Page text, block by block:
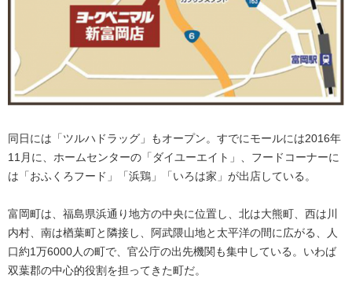
同日には「ツルハドラッグ」もオープン。すでにモールには2016年
11月に、ホームセンターの「ダイユーエイト」、フードコーナーに
は「おふくろフード」「浜鶏」「いろは家」が出店している。
富岡町は、福島県浜通り地方の中央に位置し、北は大熊町、西は川
内村、南は楢葉町と隣接し、阿武隈山地と太平洋の間に広がる、人
口約1万6000人の町で、官公庁の出先機関も集中している。いわば
双葉郡の中心的役割を担ってきた町だ。